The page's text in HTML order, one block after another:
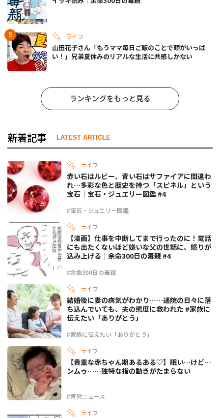
ライフ
山田花子さん「もうママ毎日ご飯のことで頭がいっぱ
い！」兄弟夏休みのリアルな生活に共感しかない
ランキングをもっと見る
新着記事 LATEST ARTICLE
ライフ
#宝石・ジュエリー図鑑
赤い石はルビー、青い石はサファイアに間違わ
れ…多彩な色と歴史を持つ「スピネル」という
宝石｜宝石・ジュエリー図鑑 #4
ライフ
#余命300日の毒親
【漫画】仕事を中断してまで行ったのに！電話
にも出たくないほど嫌いな父の世話に、怒りが
込み上げる｜余命300日の毒親 #4
ライフ
#家族に伝えたい「ありがとう」
結婚後に妻の病気がわかり……通院の日々に落
ち込んでいても、夫の態度に救われた #家族に
伝えたい「ありがとう」
ライフ
#育児ニュース
【貴重な赤ちゃん期あるある♡】眠い…けど…
ンムゥ……独特な指の動きがたまらない
ライフ